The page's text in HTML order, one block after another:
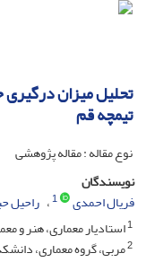
تحلیل میزان
تیمچه قم
نوع مقاله : مقاله پژوهشی
نویسندگان
فریال احمدی
1 راحیل
1استادیار معماری، هنر و
2مربی، گروه معماری،